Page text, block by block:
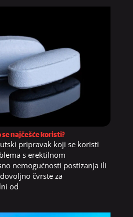
najčešće koristi?
pripravak koji se koristi
s erektilnom
nemogućnosti postizanja ili
čvrste za
od